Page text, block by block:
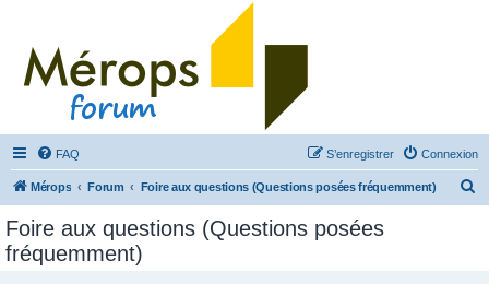
FAQ Connexion
S’enregistrer
Mérops Forum Foire aux questions (Questions posées fréquemment)
Foire aux questions (Questions posées
fréquemment)